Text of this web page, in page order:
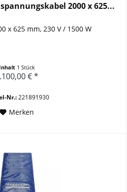
2000 x 625...
x 625 mm, 230 V / 1500 W
Inhalt 1 Stück
€ *
Nr.:221891930
Merken